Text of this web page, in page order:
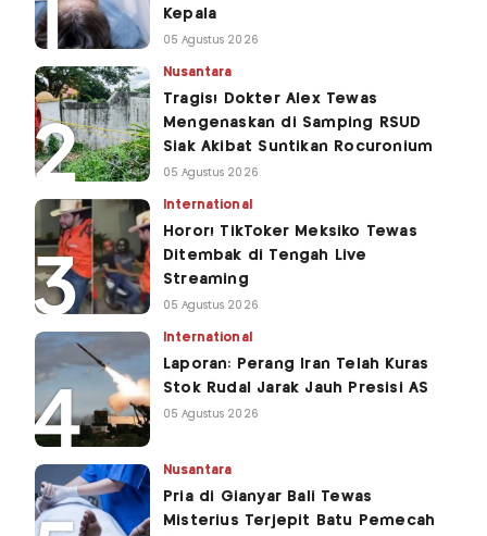
Kepala
05 Agustus 2026
Nusantara
Tragis! Dokter Alex Tewas
Mengenaskan di Samping RSUD
Siak Akibat Suntikan Rocuronium
05 Agustus 2026
International
Horor! TikToker Meksiko Tewas
Ditembak di Tengah Live
Streaming
05 Agustus 2026
International
Laporan: Perang Iran Telah Kuras
Stok Rudal Jarak Jauh Presisi AS
05 Agustus 2026
Nusantara
Pria di Gianyar Bali Tewas
Misterius Terjepit Batu Pemecah